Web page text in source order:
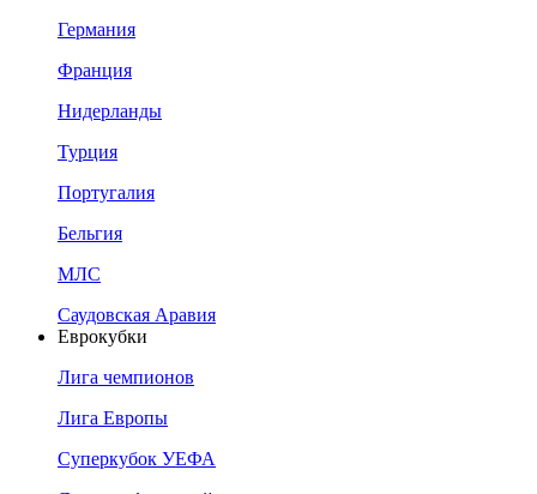
Германия
Франция
Нидерланды
Турция
Португалия
Бельгия
МЛС
Саудовская Аравия
Еврокубки
Лига чемпионов
Лига Европы
Суперкубок УЕФА